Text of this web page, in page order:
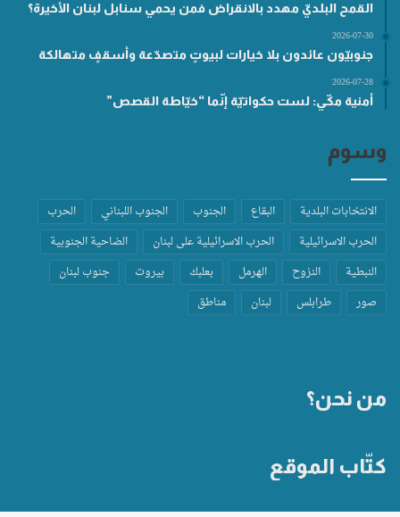
القمح البلديّ مهدد بالانقراض فمن يحمي سنابل لبنان الأخيرة؟
2026-07-30
جنوبيّون عائدون بلا خيارات لبيوتٍ متصدّعة وأسقفٍ متهالكة
2026-07-28
أمنية مكّي: لست حكواتيّة إنّما “خيّاطة القصص”
وسوم
الانتخابات البلدية البقاع الجنوب الجنوب اللبناني
الحرب
الحرب الاسرائيلية
الحرب الاسرائيلية على لبنان
الضاحية الجنوبية
النبطية
النزوح الهرمل بعلبك بيروت
جنوب لبنان
صور
طرابلس لبنان مناطق
من نحن؟
كتّاب الموقع